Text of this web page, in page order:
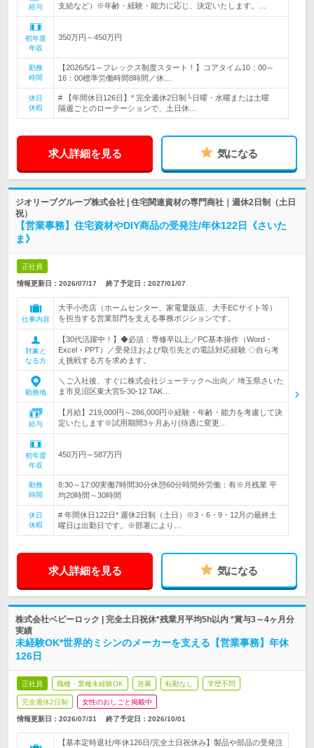
給与
支給など）※年齢・経験・能力に応じ、決定いたします。…
初年度
年収
350万円～450万円
勤務
時間
【2026/5/1～フレックス制度スタート！】コアタイム10：00～
16：00標準労働時間8時間／休…
休日
休暇
# 【年間休日126日】* 完全週休2日制└日曜・水曜または土曜
隔週ごとのローテーションで、土日休…
求人詳細を見る 気になる
ジオリーブグループ株式会社 | 住宅関連資材の専門商社｜週休2日制（土日
祝）
【営業事務】住宅資材やDIY商品の受発注/年休122日《さいた
ま》
正社員
情報更新日：2026/07/17 終了予定日： 2027/01/07
仕事内容
大手小売店（ホームセンター、家電量販店、大手ECサイト等）
を担当する営業部門を支える事務ポジションです。
対象と
なる方
【30代活躍中！】◆必須：専修卒以上／PC基本操作（Word・
Excel・PPT）／受発注および取引先との電話対応経験 ◇自ら考
え挑戦する方を求めます。
勤務地
＼ご入社後、すぐに株式会社ジューテックへ出向／ 埼玉県さいた
ま市見沼区東大宮5-30-12 TAK…
給与
【月給】219,000円～286,000円※経験・年齢・能力を考慮して決
定いたします※試用期間3ヶ月あり(待遇に変更…
初年度
年収
450万円～587万円
勤務
時間
8:30～17:00実働7時間30分休憩60分時間外労働：有※月残業 平
均20時間～30時間
休日
休暇
# 年間休日122日* 週休2日制（土日）※3・6・9・12月の最終土
曜日は出勤日です。※部署により…
求人詳細を見る 気になる
株式会社ベビーロック | 完全土日祝休*残業月平均5h以内 *賞与3～4ヶ月分
実績
未経験OK*世界的ミシンのメーカーを支える【営業事務】年休
126日
正社員 職種・業種未経験OK 急募 転勤なし 学歴不問
完全週休2日制 女性のおしごと掲載中
情報更新日：2026/07/31 終了予定日： 2026/10/01
【基本定時退社/年休126日/完全土日祝休み】製品や部品の受発注